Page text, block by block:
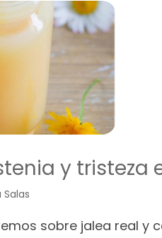
y tristeza
sobre jalea real y